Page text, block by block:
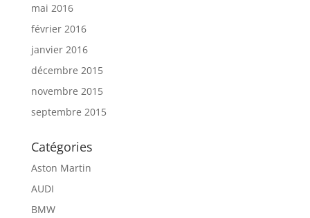
mai 2016
février 2016
janvier 2016
décembre 2015
novembre 2015
septembre 2015
Catégories
Aston Martin
AUDI
BMW